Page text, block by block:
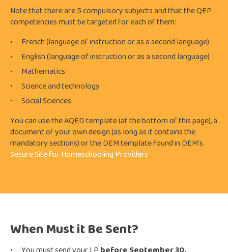
Note that there are5 compulsory subjectsand that the QEP
competencies must be targeted for each of them:
French (language of instruction or as a second language)
English (language of instruction or as a second language)
Mathematics
Science and technology
Social Sciences
You can use the AQED template (at the bottom of this page), a
document of your own design (as long as it contains the
mandatory sections) or the DEM template found in DEM’s
Secure Site for Homeschooling Providers.
When Must it Be Sent?